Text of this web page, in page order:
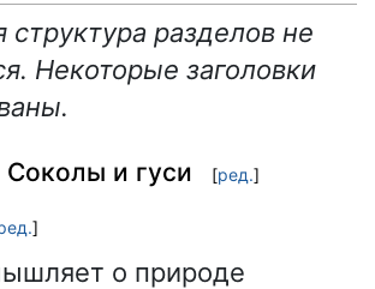
структура разделов не
Некоторые заголовки
Соколы и гуси [ред.]
]
о природе